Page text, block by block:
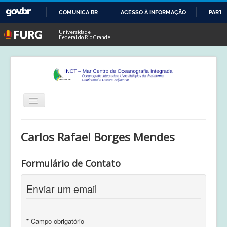
O
CONTEÚDO
COMUNICA BR ACESSO À INFORMAÇÃO
Universidade
Federal do Rio Grande
Alternar
Navegação
Calendário
Equipe
Atividades de Campo
Carlos Rafael Borges Mendes
Formulário de Contato
Enviar um email
* Campo obrigatório